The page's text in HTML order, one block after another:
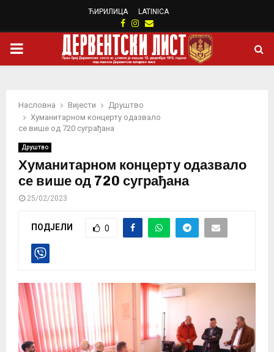
ЋИРИЛИЦА LATINICA
Facebook
Instagram
Email
PRIMARY
Насловна Вијести
Друштво
Хуманитарном концерту одазвало
се више од 720 суграђана
Друштво
Хуманитарном концерту одазвало
се више од 720 суграђана
25/02/2023
ПОДЈЕЛИ 0